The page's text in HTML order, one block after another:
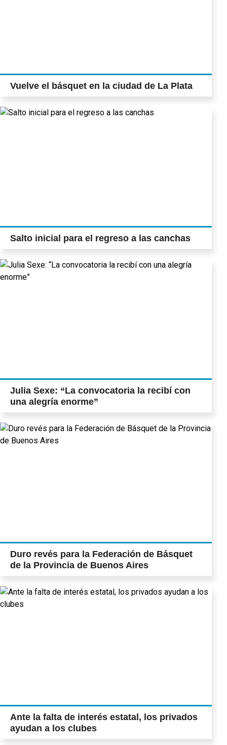
Vuelve el básquet en la ciudad de La Plata
Salto inicial para el regreso a las canchas
Julia Sexe: “La convocatoria la recibí con
una alegría enorme”
Duro revés para la Federación de Básquet
de la Provincia de Buenos Aires
Ante la falta de interés estatal, los privados
ayudan a los clubes